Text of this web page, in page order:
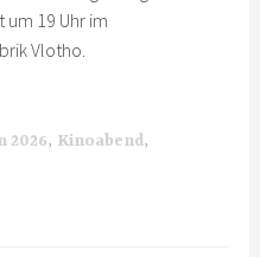
19 Uhr im
Vlotho.
2026, Kinoabend,